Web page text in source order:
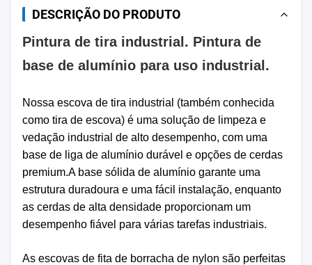
DESCRIÇÃO DO PRODUTO
Pintura de tira industrial. Pintura de
base de alumínio para uso industrial.
Nossa escova de tira industrial (também conhecida
como tira de escova) é uma solução de limpeza e
vedação industrial de alto desempenho, com uma
base de liga de alumínio durável e opções de cerdas
premium.A base sólida de alumínio garante uma
estrutura duradoura e uma fácil instalação, enquanto
as cerdas de alta densidade proporcionam um
desempenho fiável para várias tarefas industriais.
As escovas de fita de borracha de nylon são perfeitas